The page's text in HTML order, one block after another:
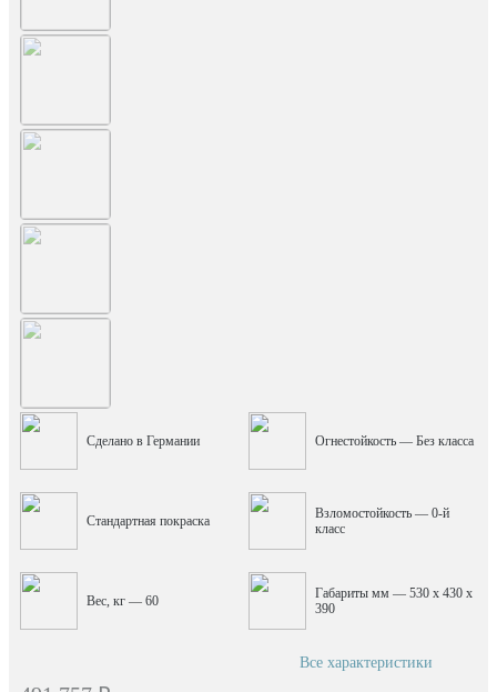
Сделано в Германии Огнестойкость — Без класса
Стандартная покраска
Взломостойкость — 0-й
класс
Вес, кг — 60
Габариты мм — 530 x 430 x
390
Все характеристики